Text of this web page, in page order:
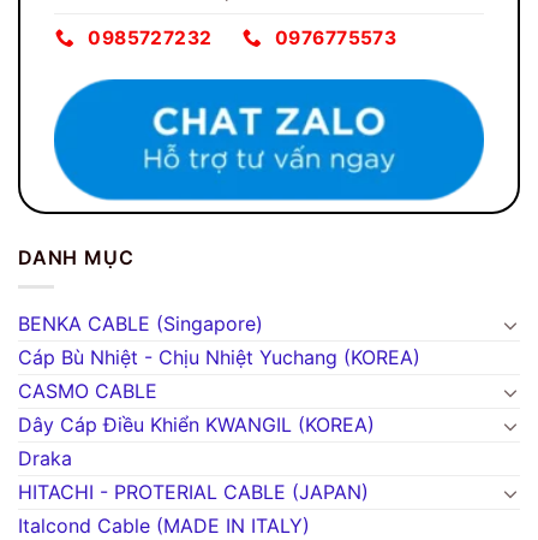
0985727232 0976775573
DANH MỤC
BENKA CABLE (Singapore)
Cáp Bù Nhiệt - Chịu Nhiệt Yuchang (KOREA)
CASMO CABLE
Dây Cáp Điều Khiển KWANGIL (KOREA)
Draka
HITACHI - PROTERIAL CABLE (JAPAN)
Italcond Cable (MADE IN ITALY)